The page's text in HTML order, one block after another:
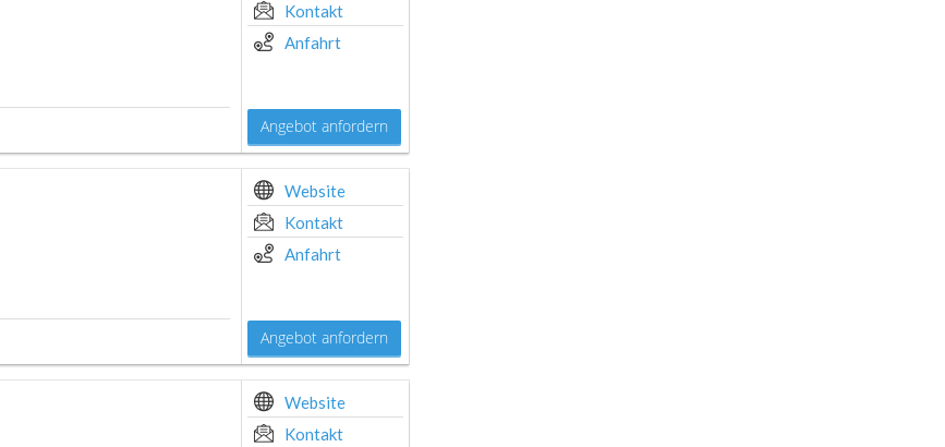
Kontakt
Anfahrt
Angebot anfordern
Website
Kontakt
Anfahrt
Angebot anfordern
Website
Kontakt